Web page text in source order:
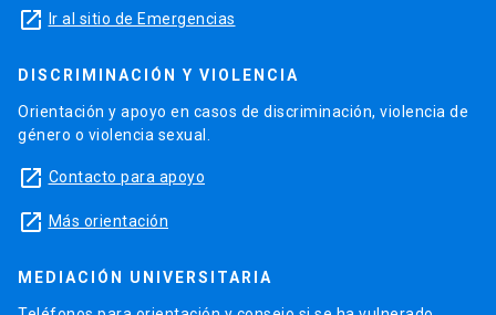
launch Ir al sitio de Emergencias
DISCRIMINACIÓN Y VIOLENCIA
Orientación y apoyo en casos de discriminación, violencia de
género o violencia sexual.
launch Contacto para apoyo
launch Más orientación
MEDIACIÓN UNIVERSITARIA